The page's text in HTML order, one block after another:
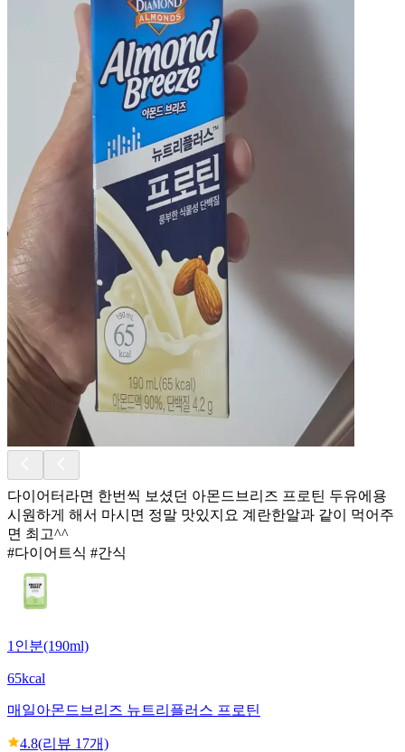
다이어터라면 한번씩 보셨던 아몬드브리즈 프로틴 두유에용
시원하게 해서 마시면 정말 맛있지요 계란한알과 같이 먹어주
면 최고^^
#다이어트식 #간식
1인분(190ml)
65kcal
매일아몬드브리즈 뉴트리플러스 프로틴
4.8(리뷰 17개)